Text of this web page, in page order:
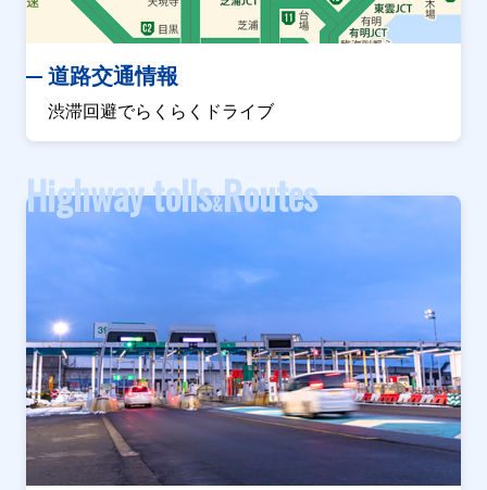
道路交通情報
渋滞回避でらくらくドライブ
Highway tolls&Routes